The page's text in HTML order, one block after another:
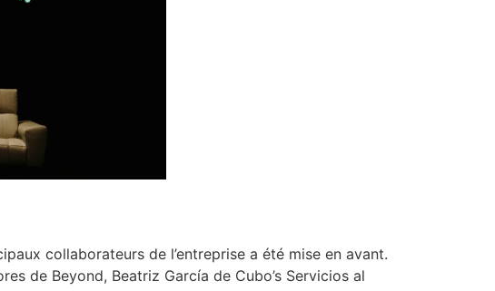
collaborateurs de l’entreprise a été mise en avant.
de Beyond, Beatriz García de Cubo’s Servicios al